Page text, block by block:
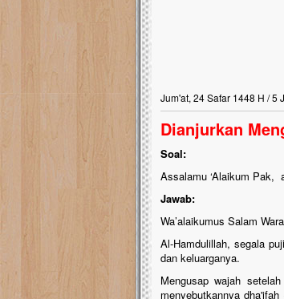
Jum'at, 24 Safar 1448 H / 5
Dianjurkan
Soal:
Assalamu ‘Alaikum Pak,
Jawab:
Wa’alaikumus Salam
Al-Hamdulillah, segala
dan keluarganya.
Mengusap wajah
menyebutkannya